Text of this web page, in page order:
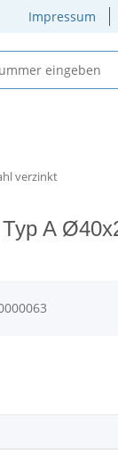
Impressum
verzinkt
A